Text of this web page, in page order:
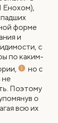
Енохом),
форме
и
с
по каким-
но с
не
Поэтому
о
всю их